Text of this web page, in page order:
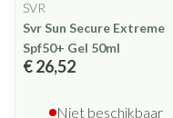
SVR
Svr Sun Secure Extreme
Spf50+ Gel 50ml
€ 26,52
Niet beschikbaar